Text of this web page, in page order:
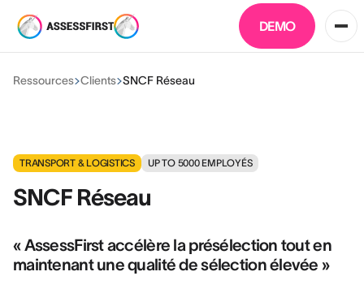
DEMO
Ressources Clients SNCF Réseau
TRANSPORT & LOGISTICS UP TO 5000 EMPLOYÉS
SNCF Réseau
« AssessFirst accélère la présélection tout en
maintenant une qualité de sélection élevée »